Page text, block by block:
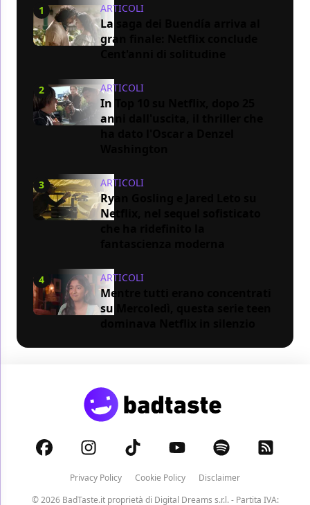
1 ARTICOLI
La saga dei Buendía arriva al
gran finale: Netflix conclude
2 ARTICOLI
In Top 10 su Netflix, dopo 25
anni dall'uscita, il thriller che
3 ARTICOLI
Ryan Gosling e Jared Leto su
Netflix, nel sequel sofisticato
4 ARTICOLI
Mentre tutti erano concentrati
su Mercoledì, questa serie teen
Privacy Policy Cookie Policy
Disclaimer
© 2026 BadTaste.it proprietà di Digital Dreams s.r.l.- Partita IVA: